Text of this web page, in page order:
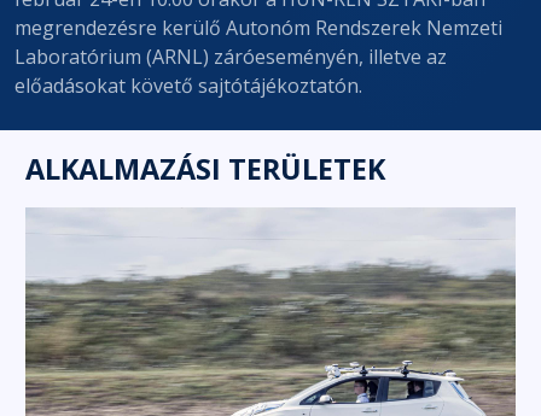
megrendezésre kerülő Autonóm Rendszerek Nemzeti
Laboratórium (ARNL) záróeseményén, illetve az
előadásokat követő sajtótájékoztatón.
ALKALMAZÁSI TERÜLETEK